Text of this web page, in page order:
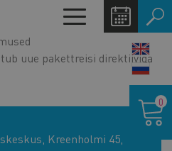
Toggle
navigation
uue pakettreisi direktiiviga
Kreenholmi 45,
0